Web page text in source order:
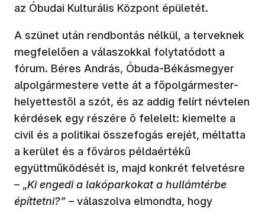
az Óbudai Kulturális Központ épületét.
A szünet után rendbontás nélkül, a terveknek
megfelelően a válaszokkal folytatódott a
fórum. Béres András, Óbuda-Békásmegyer
alpolgármestere vette át a főpolgármester-
helyettestől a szót, és az addig felírt névtelen
kérdések egy részére ő felelelt: kiemelte a
civil és a politikai összefogás erejét, méltatta
a kerület és a főváros példaértékű
együttműködését is, majd konkrét felvetésre
– „Ki engedi a lakóparkokat a hullámtérbe
építtetni?” –válaszolva elmondta, hogy